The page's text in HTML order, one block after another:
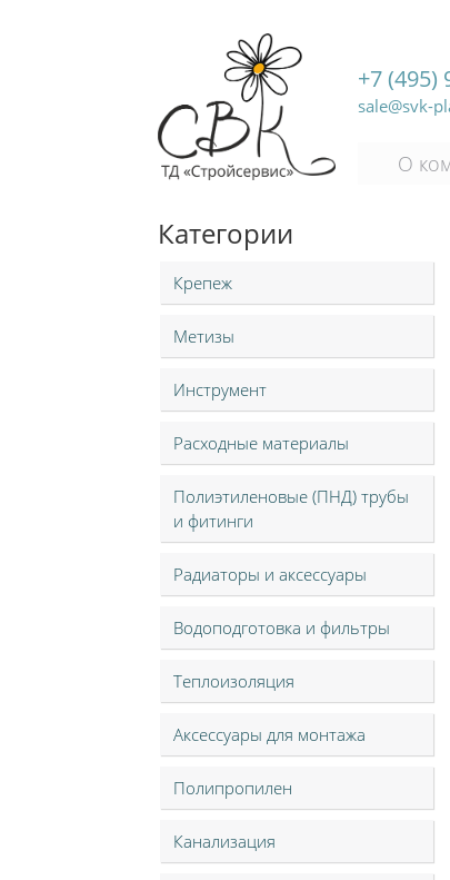
+7 (495)
sale@svk-
О
Категории
Крепеж
Метизы
Инструмент
Расходные материалы
Полиэтиленовые (ПНД) трубы
и фитинги
Радиаторы и аксессуары
Водоподготовка и фильтры
Теплоизоляция
Аксессуары для монтажа
Полипропилен
Канализация